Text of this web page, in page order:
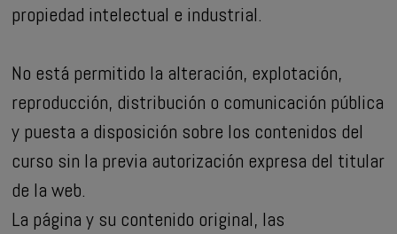
propiedad intelectual e industrial.
No está permitido la alteración, explotación,
reproducción, distribución o comunicación pública
y puesta a disposición sobre los contenidos del
curso sin la previa autorización expresa del titular
de la web.
La página y su contenido original, las